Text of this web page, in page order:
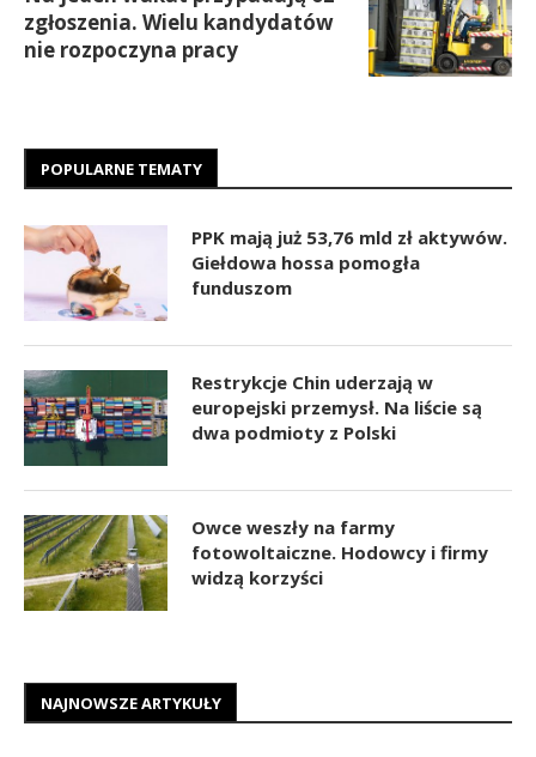
zgłoszenia. Wielu kandydatów
nie rozpoczyna pracy
POPULARNE TEMATY
PPK mają już 53,76 mld zł aktywów.
Giełdowa hossa pomogła
funduszom
Restrykcje Chin uderzają w
europejski przemysł. Na liście są
dwa podmioty z Polski
Owce weszły na farmy
fotowoltaiczne. Hodowcy i firmy
widzą korzyści
NAJNOWSZE ARTYKUŁY